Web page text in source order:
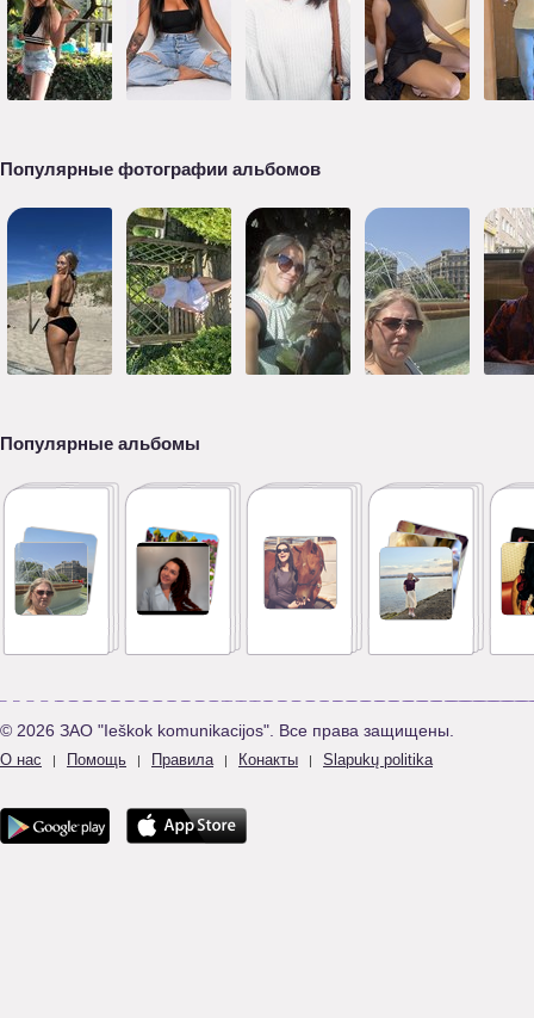
Популярные фотографии альбомов
Популярные альбомы
© 2026 ЗАО "Ieškok komunikacijos". Все права защищены.
О нас | Помощь | Правила | Конакты | Slapukų politika